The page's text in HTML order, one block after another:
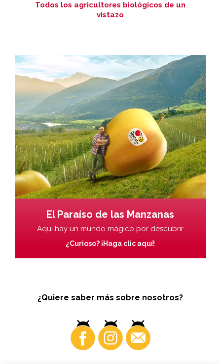
Todos los agricultores biológicos de un
vistazo
El Paraíso de las Manzanas
Aquí hay un mundo mágico por descubrir
¿Curioso? ¡Haga clic aquí!
¿Quiere saber más sobre nosotros?